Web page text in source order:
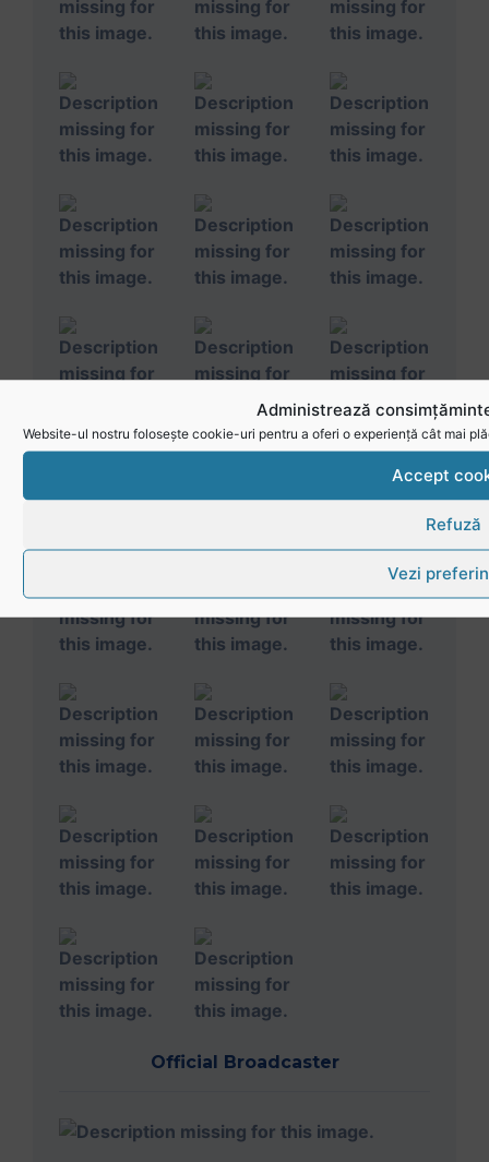
Administrează
Website-ul nostru folosește cookie-uri pentru a oferi o experiență cât mai
Accept
Refuză
Vezi
Official Broadcaster